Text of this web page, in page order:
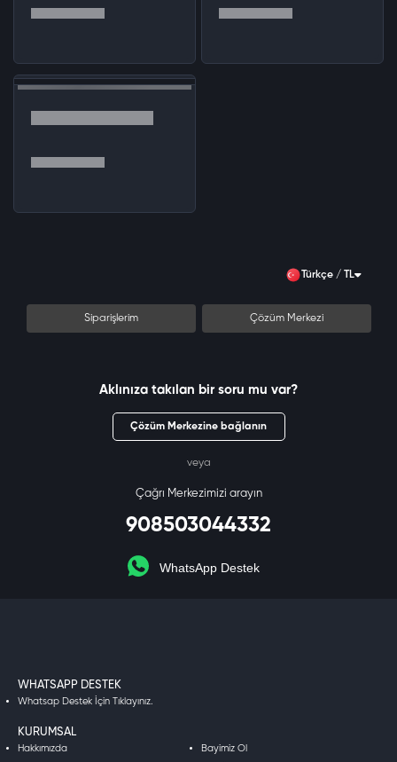
Türkçe / TL
Siparişlerim Çözüm Merkezi
Aklınıza takılan bir soru mu var?
Çözüm Merkezine bağlanın
veya
Çağrı Merkezimizi arayın
908503044332
WhatsApp Destek
WHATSAPP DESTEK
Whatsap Destek İçin Tıklayınız.
KURUMSAL
Hakkımızda Bayimiz Ol